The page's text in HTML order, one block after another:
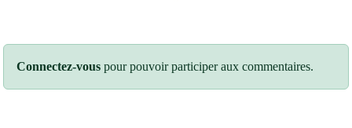
Connectez-vous pour pouvoir participer aux commentaires.